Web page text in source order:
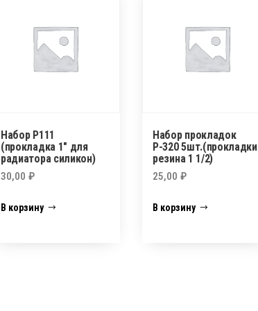
Набор P111
(прокладка 1″ для
радиатора силикон)
30,00₽
В корзину
Набор прокладок
Р-320 5шт.(прокладки
резина 1 1/2)
25,00₽
В корзину